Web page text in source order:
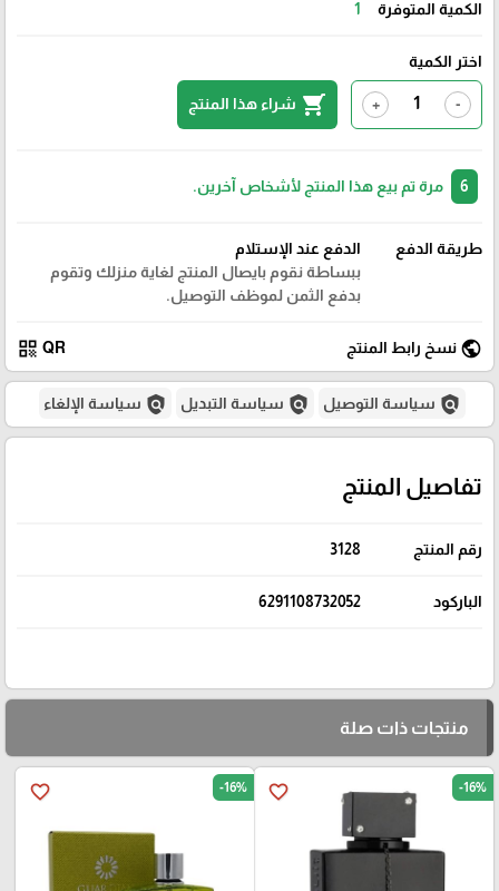
الكمية المتوفرة 1
اختر الكمية
-
+
shopping_cart شراء هذا المنتج
مرة تم بيع هذا المنتج لأشخاص آخرين.
طريقة الدفع
الدفع عند الإستلام
ببساطة نقوم بايصال المنتج لغاية منزلك وتقوم
بدفع الثمن لموظف التوصيل.
public نسخ رابط المنتج QR
qr_code
policy سياسة التوصيل policy سياسة التبديل policy سياسة الإلغاء
تفاصيل المنتج
رقم المنتج 3128
الباركود 6291108732052
منتجات ذات صلة
favorite_border -16%
favorite_border -16%